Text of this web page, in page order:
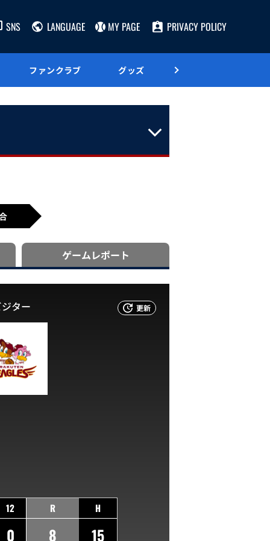
SNS LANGUAGE MY PAGE PRIVACY POLICY
ファンクラブ グッズ
ゲームレポート
更新
ジター
12
0
R H
8
15